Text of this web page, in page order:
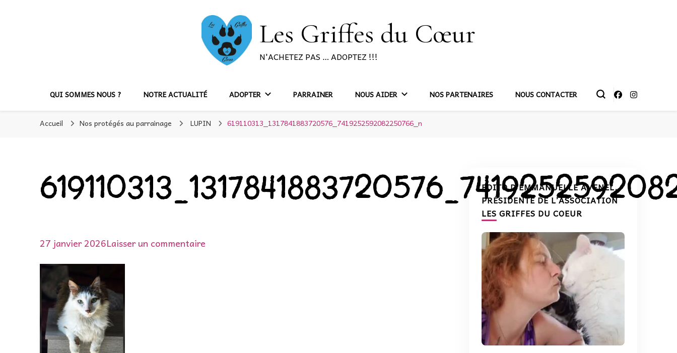
Les Griffes du Cœur
N'ACHETEZ PAS … ADOPTEZ !!!
QUI SOMMES NOUS ? NOTRE ACTUALITÉ ADOPTER PARRAINER NOUS AIDER NOS PARTENAIRES NOUS CONTACTER
Accueil Nos protégés au parrainage LUPIN 619110313_1317841883720576_7419252592082250766_n
27 janvier 2026Laisser un commentaire
EDITO D’EMMANUELLE AVENEL,
PRÉSIDENTE DE L’ASSOCIATION
LES GRIFFES DU COEUR